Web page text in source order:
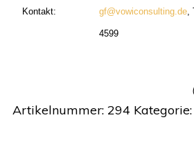
Kontakt: gf@vowiconsulting.de,
4599
Artikelnummer: 294 Kategorie: